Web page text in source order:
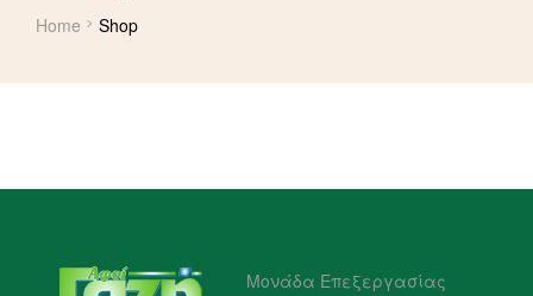
Home Shop
Μονάδα Επεξεργασίας